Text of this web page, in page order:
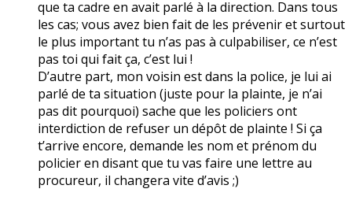
que ta cadre en avait parlé à la direction. Dans tous
les cas; vous avez bien fait de les prévenir et surtout
le plus important tu n’as pas à culpabiliser, ce n’est
pas toi qui fait ça, c’est lui !
D’autre part, mon voisin est dans la police, je lui ai
parlé de ta situation (juste pour la plainte, je n’ai
pas dit pourquoi) sache que les policiers ont
interdiction de refuser un dépôt de plainte ! Si ça
t’arrive encore, demande les nom et prénom du
policier en disant que tu vas faire une lettre au
procureur, il changera vite d’avis ;)